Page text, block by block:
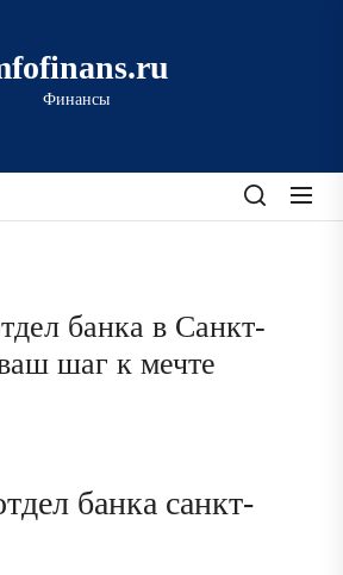
Финансы
банка в Санкт-
шаг к мечте
банка санкт-